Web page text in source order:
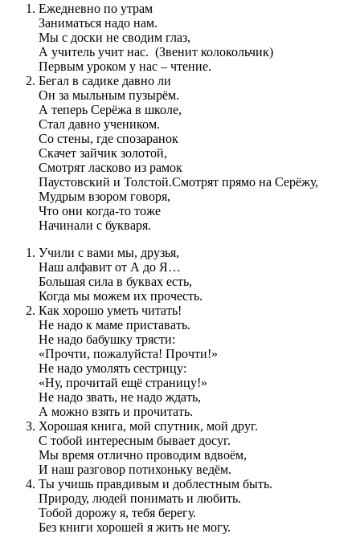
Ежедневно по утрам
Заниматься надо нам.
Мы с доски не сводим глаз,
А учитель учит нас. (Звенит колокольчик)
Первым уроком у нас – чтение.
Бегал в садике давно ли
Он за мыльным пузырём.
А теперь Серёжа в школе,
Стал давно учеником.
Со стены, где спозаранок
Скачет зайчик золотой,
Смотрят ласково из рамок
Паустовский и Толстой.Смотрят прямо на Серёжу,
Мудрым взором говоря,
Что они когда-то тоже
Начинали с букваря.
Учили с вами мы, друзья,
Наш алфавит от А до Я…
Большая сила в буквах есть,
Когда мы можем их прочесть.
Как хорошо уметь читать!
Не надо к маме приставать.
Не надо бабушку трясти:
«Прочти, пожалуйста! Прочти!»
Не надо умолять сестрицу:
«Ну, прочитай ещё страницу!»
Не надо звать, не надо ждать,
А можно взять и прочитать.
Хорошая книга, мой спутник, мой друг.
С тобой интересным бывает досуг.
Мы время отлично проводим вдвоём,
И наш разговор потихоньку ведём.
Ты учишь правдивым и доблестным быть.
Природу, людей понимать и любить.
Тобой дорожу я, тебя берегу.
Без книги хорошей я жить не могу.